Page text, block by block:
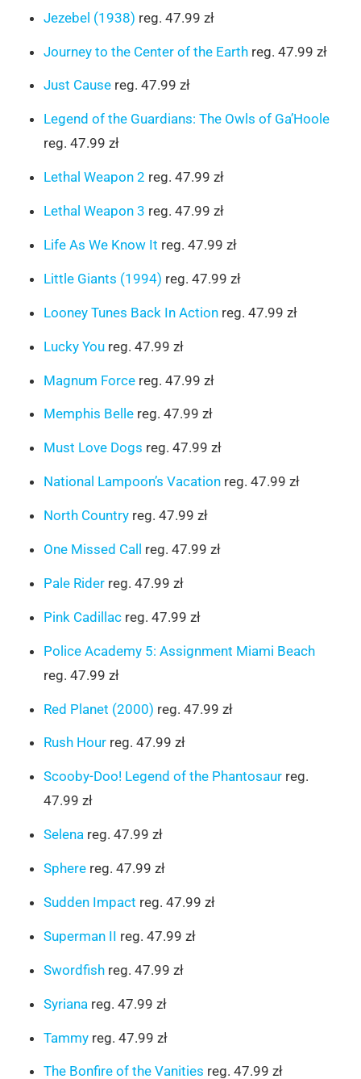
Jezebel (1938) reg. 47.99 zł
Journey to the Center of the Earthreg. 47.99 zł
Just Causereg. 47.99 zł
Legend of the Guardians: The Owls of Ga’Hoole
reg. 47.99 zł
Lethal Weapon 2 reg. 47.99 zł
Lethal Weapon 3 reg. 47.99 zł
Life As We Know It reg. 47.99 zł
Little Giants (1994) reg. 47.99 zł
Looney Tunes Back In Actionreg. 47.99 zł
Lucky Youreg. 47.99 zł
Magnum Forcereg. 47.99 zł
Memphis Bellereg. 47.99 zł
Must Love Dogs reg. 47.99 zł
National Lampoon’s Vacationreg. 47.99 zł
North Countryreg. 47.99 zł
One Missed Call reg. 47.99 zł
Pale Riderreg. 47.99 zł
Pink Cadillacreg. 47.99 zł
Police Academy 5: Assignment Miami Beach
reg. 47.99 zł
Red Planet (2000) reg. 47.99 zł
Rush Hourreg. 47.99 zł
Scooby-Doo! Legend of the Phantosaurreg.
47.99 zł
Selenareg. 47.99 zł
Spherereg. 47.99 zł
Sudden Impact reg. 47.99 zł
Superman II reg. 47.99 zł
Swordfishreg. 47.99 zł
Syriana reg. 47.99 zł
Tammyreg. 47.99 zł
The Bonfire of the Vanities reg. 47.99 zł